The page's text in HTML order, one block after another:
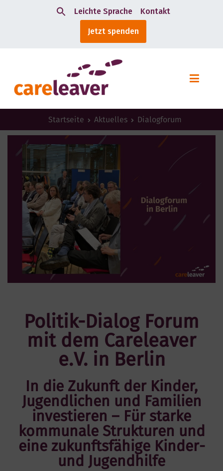
Leichte Sprache Kontakt
Jetzt spenden
Startseite Aktuelles Dialogforum
Politik-Dialog Forum
mit dem Careleaver
e.V. in Berlin
In die Zukunft der Kinder,
Jugendlichen und Familien
investieren – Für starke
kommunale Strukturen und
eine zukunftsfähige Kinder-
und Jugendhilfe